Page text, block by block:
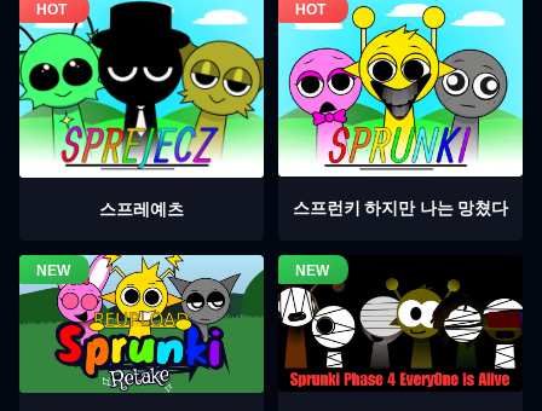
스프레예츠 스프런키 하지만 나는 망쳤다